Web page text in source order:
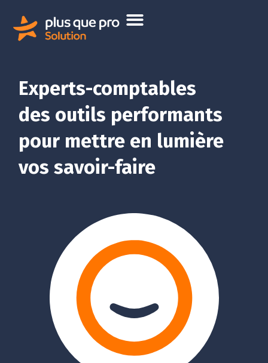
Experts-comptables
des outils performants
pour mettre en lumière
vos savoir-faire